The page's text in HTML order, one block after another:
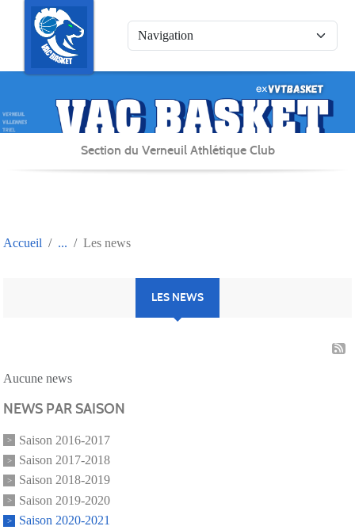
Section du Verneuil Athlétique Club
Accueil Les news
LES NEWS
Aucune news
NEWS PAR SAISON
Saison 2016-2017
Saison 2017-2018
Saison 2018-2019
Saison 2019-2020
Saison 2020-2021
Panneau de gestion des cookies